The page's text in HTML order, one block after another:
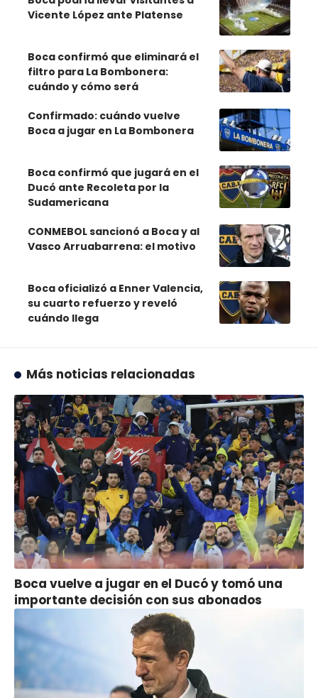
Vicente López ante Platense
Boca confirmó que eliminará el
filtro para La Bombonera:
cuándo y cómo será
Confirmado: cuándo vuelve
Boca a jugar en La Bombonera
Boca confirmó que jugará en el
Ducó ante Recoleta por la
Sudamericana
CONMEBOL sancionó a Boca y al
Vasco Arruabarrena: el motivo
Boca oficializó a Enner Valencia,
su cuarto refuerzo y reveló
cuándo llega
Más noticias relacionadas
Boca vuelve a jugar en el Ducó y tomó una
importante decisión con sus abonados